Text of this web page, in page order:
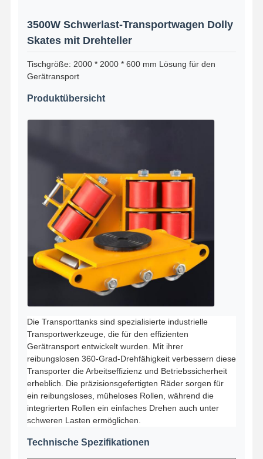
3500W Schwerlast-Transportwagen Dolly
Skates mit Drehteller
Tischgröße: 2000 * 2000 * 600 mm Lösung für den
Gerätransport
Produktübersicht
Die Transporttanks sind spezialisierte industrielle
Transportwerkzeuge, die für den effizienten
Gerätransport entwickelt wurden. Mit ihrer
reibungslosen 360-Grad-Drehfähigkeit verbessern diese
Transporter die Arbeitseffizienz und Betriebssicherheit
erheblich. Die präzisionsgefertigten Räder sorgen für
ein reibungsloses, müheloses Rollen, während die
integrierten Rollen ein einfaches Drehen auch unter
schweren Lasten ermöglichen.
Technische Spezifikationen